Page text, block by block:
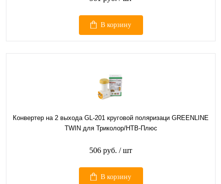
В корзину
Конвертер на 2 выхода GL-201 круговой поляризаци GREENLINE
TWIN для Триколор/НТВ-Плюс
506 руб. / шт
В корзину